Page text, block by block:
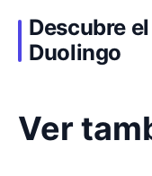
Descubre
Duolingo
Ver